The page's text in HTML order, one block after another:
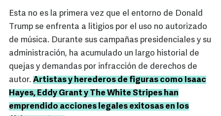
Esta no es la primera vez que el entorno de Donald
Trump se enfrenta a litigios por el uso no autorizado
de música. Durante sus campañas presidenciales y su
administración, ha acumulado un largo historial de
quejas y demandas por infracción de derechos de
autor. Artistas y herederos de figuras como Isaac
Hayes, Eddy Grant y The White Stripes han
emprendido acciones legales exitosas en los